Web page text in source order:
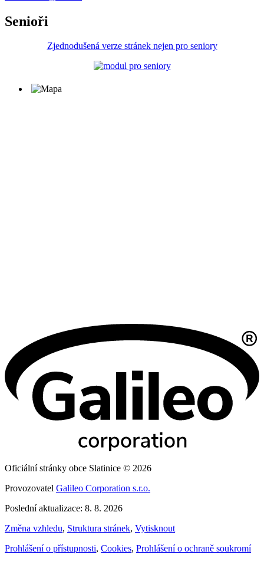
Senioři
Zjednodušená verze stránek nejen pro seniory
Oficiální stránky obce Slatinice © 2026
Provozovatel Galileo Corporation s.r.o.
Poslední aktualizace: 8. 8. 2026
Změna vzhledu, Struktura stránek, Vytisknout
Prohlášení o přístupnosti, Cookies, Prohlášení o ochraně soukromí